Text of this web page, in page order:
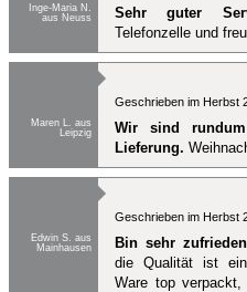
Inge-Maria N.
aus Neuss
Sehr guter
Telefonzelle und
Maren L. aus
Leipzig
Geschrieben im Herbst
Wir sind
Lieferung.
Edwin S. aus
Mainhausen
Geschrieben im Herbst
Bin sehr
die Qualität ist
Ware top